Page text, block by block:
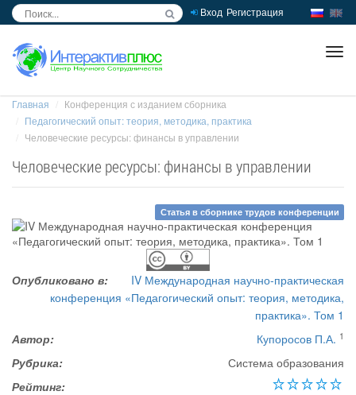
Вход Регистрация
Главная
Конференция с изданием сборника
Педагогический опыт: теория, методика, практика
Человеческие ресурсы: финансы в управлении
Человеческие ресурсы: финансы в управлении
Статья в сборнике трудов конференции
Опубликовано в:
IV Международная научно-практическая
конференция «Педагогический опыт: теория, методика,
практика». Том 1
Автор:
Купоросов П.А. 1
Рубрика:
Система образования
Рейтинг: